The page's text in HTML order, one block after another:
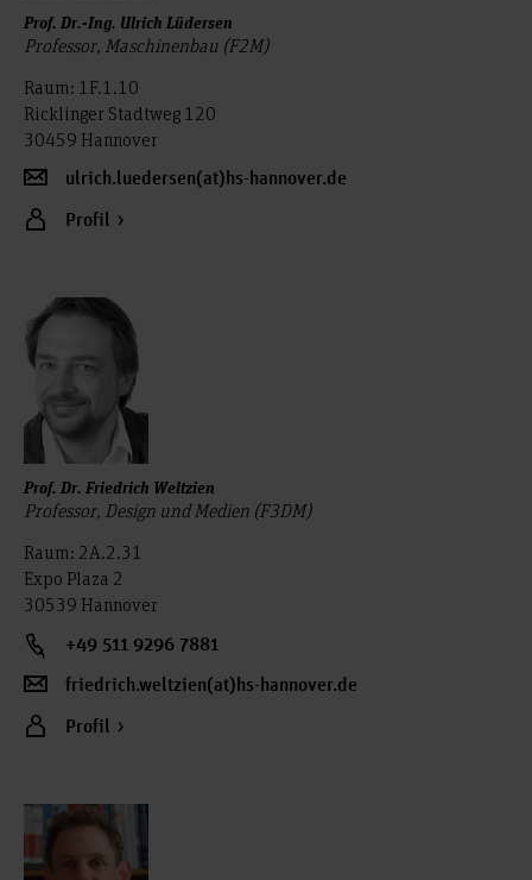
Prof. Dr.-Ing. Ulrich Lüdersen
Professor, Maschinenbau (F2M)
Raum: 1F.1.10
Ricklinger Stadtweg 120
30459 Hannover
ulrich.luedersen(at)hs-hannover.de
Profil
Prof. Dr. Friedrich Weltzien
Professor, Design und Medien (F3DM)
Raum: 2A.2.31
Expo Plaza 2
30539 Hannover
+49 511 9296 7881
friedrich.weltzien(at)hs-hannover.de
Profil